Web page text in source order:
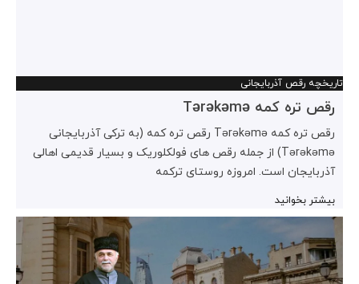
تاریخچه رقص آذربایجانی
رقص تره کمه Tərəkəmə
رقص تره کمه Tərəkəmə رقص تره کمه (به ترکی آذربایجانی
Tərəkəmə) از جمله رقص های فولکلوریک و بسیار قدیمی اهالی
آذربایجان است. امروزه روستای ترکمه
بیشتر بخوانید